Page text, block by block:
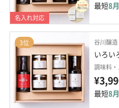
名入れ対応
最短8
3位 谷川醸造
いろい
調味料
最短8